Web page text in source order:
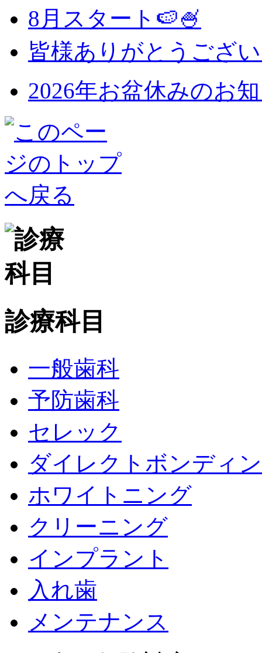
8月スタート🍉🍧
皆様ありがとうござ
2026年お盆休みのお知
診療科目
一般歯科
予防歯科
セレック
ダイレクトボンディ
ホワイトニング
クリーニング
インプラント
入れ歯
メンテナンス